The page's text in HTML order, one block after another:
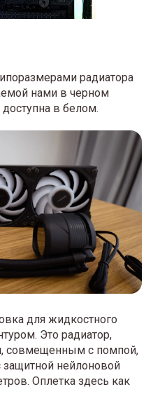
радиатора
нами в черном
в белом.
для жидкостного
Это радиатор,
совмещенным с помпой,
нейлоновой
Оплетка здесь как